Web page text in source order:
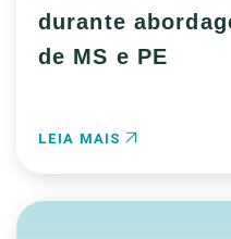
durante
de MS e PE
LEIA MAIS